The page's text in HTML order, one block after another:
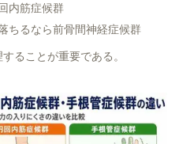
内筋症候群
ちるなら前骨間神経症候群
ることが重要である。